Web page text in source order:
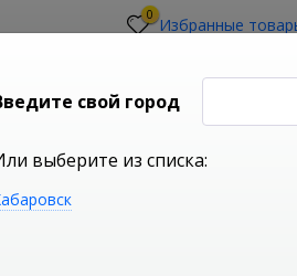
0 Избранные
МАГАЗИН
свой город
выберите из списка: